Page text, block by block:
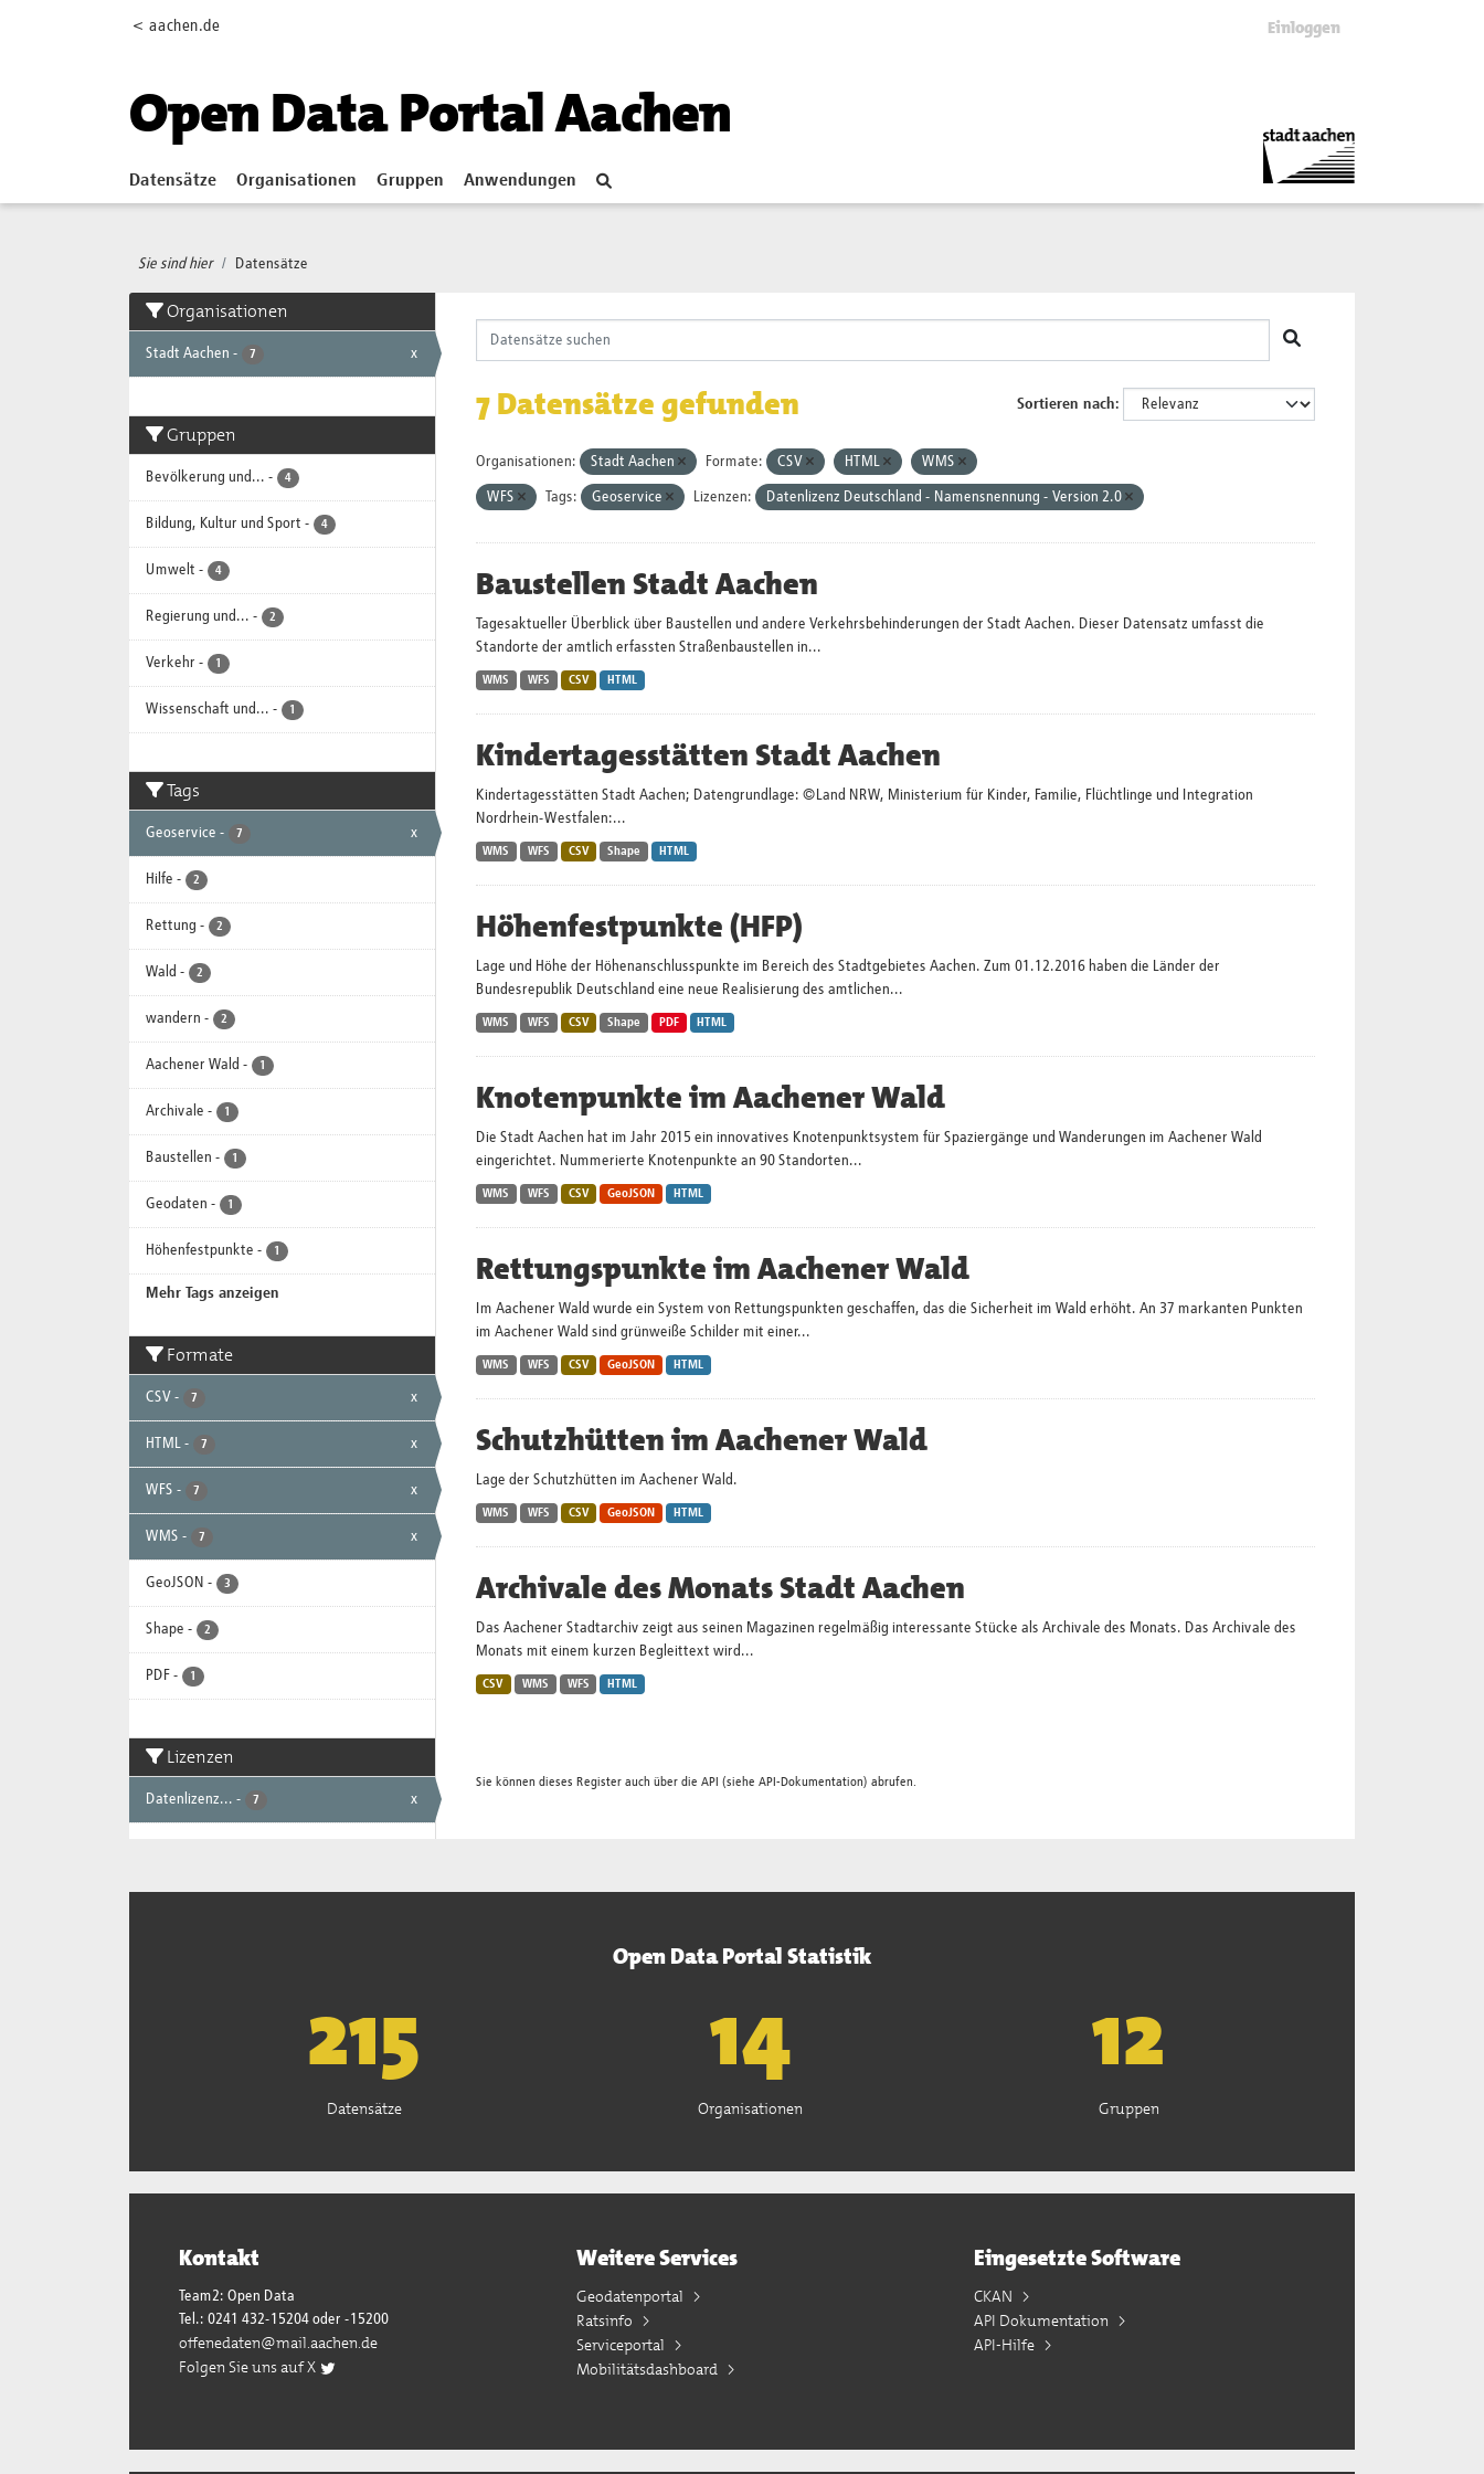
< aachen.de Einloggen
Open Data Portal Aachen
Datensätze Organisationen Gruppen Anwendungen
Sie sind hier Datensätze
Organisationen
Stadt Aachen - 7 x
Gruppen
Bevölkerung und... - 4
Bildung, Kultur und Sport - 4
Umwelt - 4
Regierung und... - 2
Verkehr - 1
Wissenschaft und... - 1
Tags
Geoservice - 7 x
Hilfe - 2
Rettung - 2
Wald - 2
wandern - 2
Aachener Wald - 1
Archivale - 1
Baustellen - 1
Geodaten - 1
Höhenfestpunkte - 1
Mehr Tags anzeigen
Formate
CSV - 7 x
HTML - 7 x
WFS - 7 x
WMS - 7 x
GeoJSON - 3
Shape - 2
PDF - 1
Lizenzen
Datenlizenz... - 7 x
Sortieren nach
7 Datensätze gefunden
Organisationen: Stadt Aachen Formate: CSV HTML WMS
WFS Tags: Geoservice Lizenzen: Datenlizenz Deutschland - Namensnennung - Version 2.0
Baustellen Stadt Aachen
Tagesaktueller Überblick über Baustellen und andere Verkehrsbehinderungen der Stadt Aachen. Dieser Datensatz umfasst die
Standorte der amtlich erfassten Straßenbaustellen in...
WMS WFS CSV HTML
Kindertagesstätten Stadt Aachen
Kindertagesstätten Stadt Aachen; Datengrundlage: ©Land NRW, Ministerium für Kinder, Familie, Flüchtlinge und Integration
Nordrhein-Westfalen:...
WMS WFS CSV Shape HTML
Höhenfestpunkte (HFP)
Lage und Höhe der Höhenanschlusspunkte im Bereich des Stadtgebietes Aachen. Zum 01.12.2016 haben die Länder der
Bundesrepublik Deutschland eine neue Realisierung des amtlichen...
WMS WFS CSV Shape PDF HTML
Knotenpunkte im Aachener Wald
Die Stadt Aachen hat im Jahr 2015 ein innovatives Knotenpunktsystem für Spaziergänge und Wanderungen im Aachener Wald
eingerichtet. Nummerierte Knotenpunkte an 90 Standorten...
WMS WFS CSV GeoJSON HTML
Rettungspunkte im Aachener Wald
Im Aachener Wald wurde ein System von Rettungspunkten geschaffen, das die Sicherheit im Wald erhöht. An 37 markanten Punkten
im Aachener Wald sind grünweiße Schilder mit einer...
WMS WFS CSV GeoJSON HTML
Schutzhütten im Aachener Wald
Lage der Schutzhütten im Aachener Wald.
WMS WFS CSV GeoJSON HTML
Archivale des Monats Stadt Aachen
Das Aachener Stadtarchiv zeigt aus seinen Magazinen regelmäßig interessante Stücke als Archivale des Monats. Das Archivale des
Monats mit einem kurzen Begleittext wird...
CSV WMS WFS HTML
Sie können dieses Register auch über die API (siehe API-Dokumentation) abrufen.
Open Data Portal Statistik
221
Datensätze
15
Organisationen
13
Gruppen
Kontakt
Team2: Open Data
Tel.: 0241 432-15204 oder -15200
offenedaten@mail.aachen.de
Folgen Sie uns auf X
Weitere Services
Geodatenportal
Ratsinfo
Serviceportal
Mobilitätsdashboard
Eingesetzte Software
CKAN
API Dokumentation
API-Hilfe